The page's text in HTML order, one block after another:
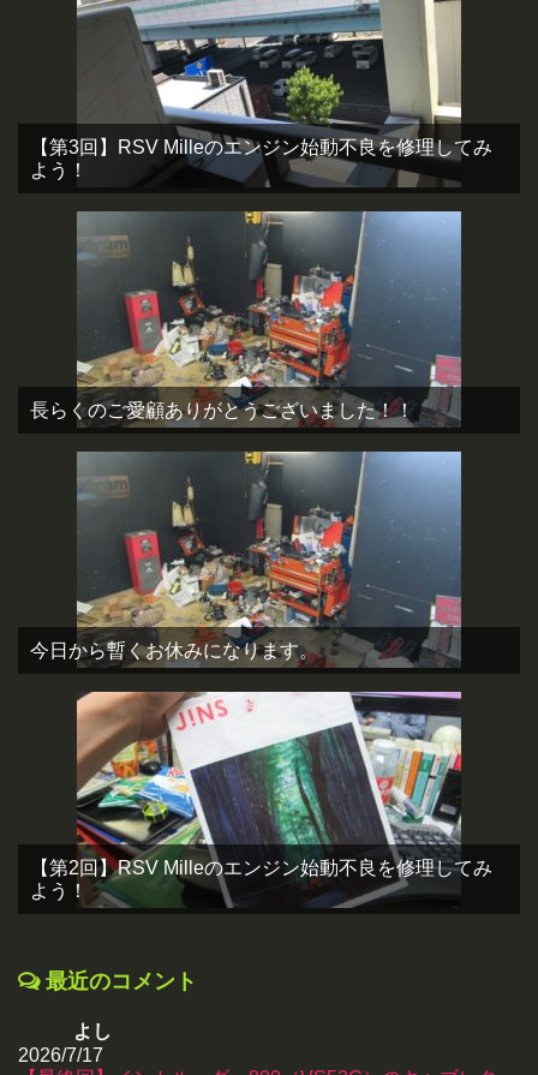
【第3回】RSV Milleのエンジン始動不良を修理してみ
よう！
長らくのご愛顧ありがとうございました！！
今日から暫くお休みになります。
【第2回】RSV Milleのエンジン始動不良を修理してみ
よう！
最近のコメント
よし
2026/7/17